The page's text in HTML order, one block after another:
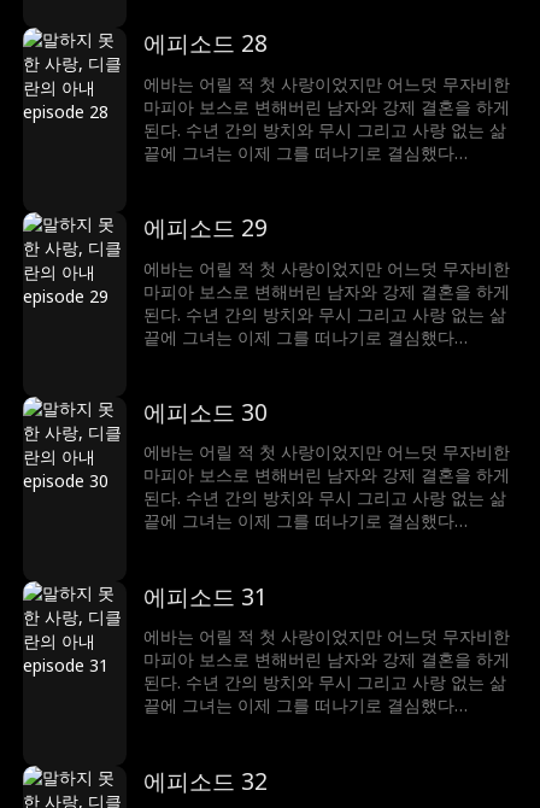
에피소드 28
에바는 어릴 적 첫 사랑이었지만 어느덧 무자비한
마피아 보스로 변해버린 남자와 강제 결혼을 하게
된다. 수년 간의 방치와 무시 그리고 사랑 없는 삶
끝에 그녀는 이제 그를 떠나기로 결심했다…
에피소드 29
에바는 어릴 적 첫 사랑이었지만 어느덧 무자비한
마피아 보스로 변해버린 남자와 강제 결혼을 하게
된다. 수년 간의 방치와 무시 그리고 사랑 없는 삶
끝에 그녀는 이제 그를 떠나기로 결심했다…
에피소드 30
에바는 어릴 적 첫 사랑이었지만 어느덧 무자비한
마피아 보스로 변해버린 남자와 강제 결혼을 하게
된다. 수년 간의 방치와 무시 그리고 사랑 없는 삶
끝에 그녀는 이제 그를 떠나기로 결심했다…
에피소드 31
에바는 어릴 적 첫 사랑이었지만 어느덧 무자비한
마피아 보스로 변해버린 남자와 강제 결혼을 하게
된다. 수년 간의 방치와 무시 그리고 사랑 없는 삶
끝에 그녀는 이제 그를 떠나기로 결심했다…
에피소드 32